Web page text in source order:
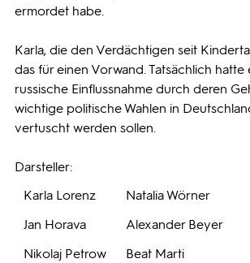
ermordet habe.
Karla, die den Verdächtigen seit
das für einen Vorwand. Tatsächlich hatte
russische Einflussnahme durch deren
wichtige politische Wahlen in
vertuscht werden sollen.
Darsteller:
Karla Lorenz
Natalia Wörner
Jan Horava
Alexander Beyer
Nikolaj Petrow
Beat Marti